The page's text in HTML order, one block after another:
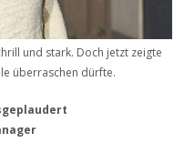
und stark. Doch jetzt zeigte
überraschen dürfte.